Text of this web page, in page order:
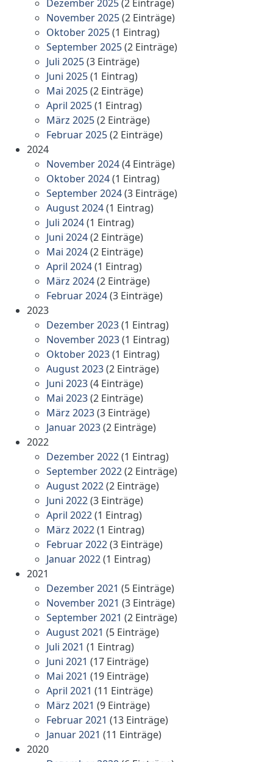
Dezember 2025(2 Einträge)
November 2025(2 Einträge)
Oktober 2025(1 Eintrag)
September 2025(2 Einträge)
Juli 2025(3 Einträge)
Juni 2025(1 Eintrag)
Mai 2025(2 Einträge)
April 2025(1 Eintrag)
März 2025(2 Einträge)
Februar 2025(2 Einträge)
2024
November 2024(4 Einträge)
Oktober 2024(1 Eintrag)
September 2024(3 Einträge)
August 2024(1 Eintrag)
Juli 2024(1 Eintrag)
Juni 2024(2 Einträge)
Mai 2024(2 Einträge)
April 2024(1 Eintrag)
März 2024(2 Einträge)
Februar 2024(3 Einträge)
2023
Dezember 2023(1 Eintrag)
November 2023(1 Eintrag)
Oktober 2023(1 Eintrag)
August 2023(2 Einträge)
Juni 2023(4 Einträge)
Mai 2023(2 Einträge)
März 2023(3 Einträge)
Januar 2023(2 Einträge)
2022
Dezember 2022(1 Eintrag)
September 2022(2 Einträge)
August 2022(2 Einträge)
Juni 2022(3 Einträge)
April 2022(1 Eintrag)
März 2022(1 Eintrag)
Februar 2022(3 Einträge)
Januar 2022(1 Eintrag)
2021
Dezember 2021 (5 Einträge)
November 2021 (3 Einträge)
September 2021 (2 Einträge)
August 2021 (5 Einträge)
Juli 2021 (1 Eintrag)
Juni 2021 (17 Einträge)
Mai 2021 (19 Einträge)
April 2021 (11 Einträge)
März 2021 (9 Einträge)
Februar 2021 (13 Einträge)
Januar 2021 (11 Einträge)
2020